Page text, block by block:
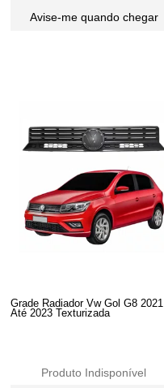
Avise-me quando chegar
Grade Radiador Vw Gol G8 2021
Até 2023 Texturizada
Produto Indisponível